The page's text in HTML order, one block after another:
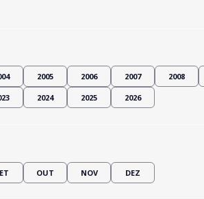
2005 2006 2007 2008
2024 2025 2026
OUT NOV DEZ